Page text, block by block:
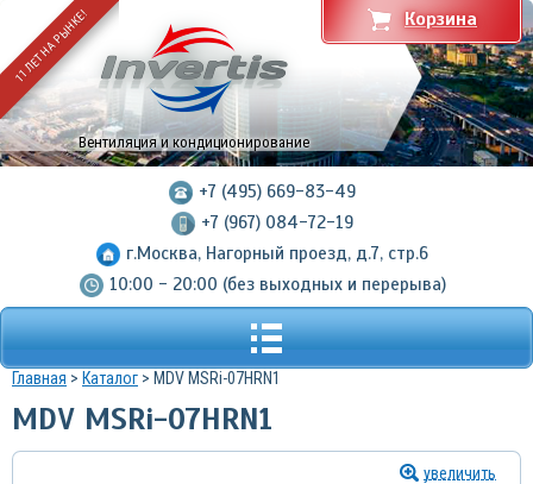
11 ЛЕТ НА РЫНКЕ!
Вентиляция и кондиционирование
+7 (495) 669-83-49
+7 (967) 084-72-19
г.Москва, Нагорный проезд, д.7, стр.6
10:00 - 20:00 (без выходных и перерыва)
Корзина
Главная > Каталог > MDV MSRi-07HRN1
MDV MSRi-07HRN1
увеличить